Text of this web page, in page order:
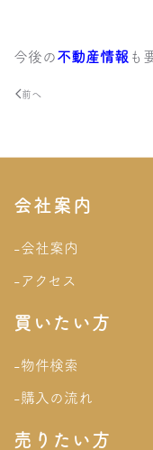
今後の不動産情報 も
前へ
会社案内
-会社案内
-アクセス
買いたい方
-物件検索
-購入の流れ
売りたい方